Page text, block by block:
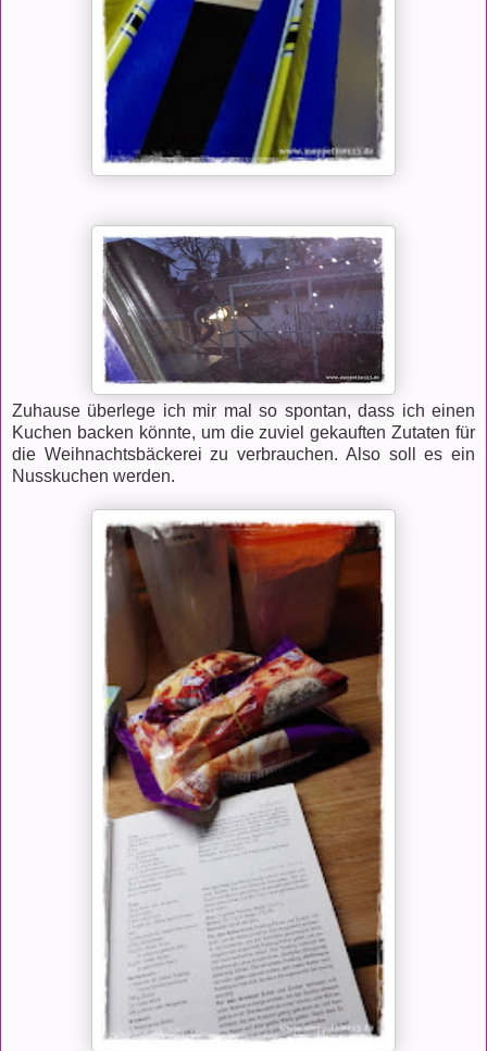
Zuhause überlege ich mir mal so spontan, dass ich einen
Kuchen backen könnte, um die zuviel gekauften Zutaten für
die Weihnachtsbäckerei zu verbrauchen. Also soll es ein
Nusskuchen werden.